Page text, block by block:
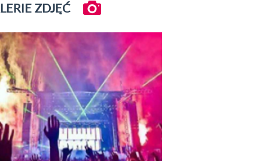
ZDJĘĆ